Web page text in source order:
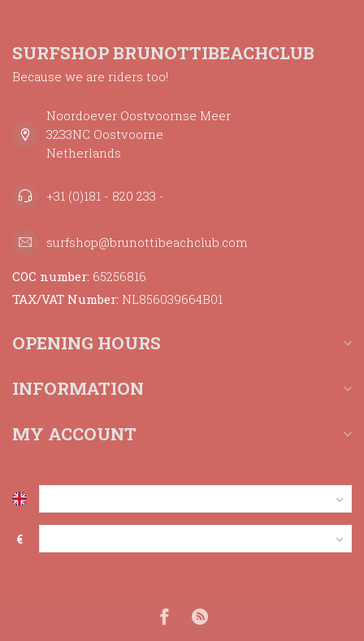
SURFSHOP BRUNOTTIBEACHCLUB
Because we are riders too!
Noordoever Oostvoornse Meer
3233NC Oostvoorne
Netherlands
+31 (0)181 - 820 233 -
surfshop@brunottibeachclub.com
COC number: 65256816
TAX/VAT Number: NL856039664B01
OPENING HOURS
INFORMATION
MY ACCOUNT
€